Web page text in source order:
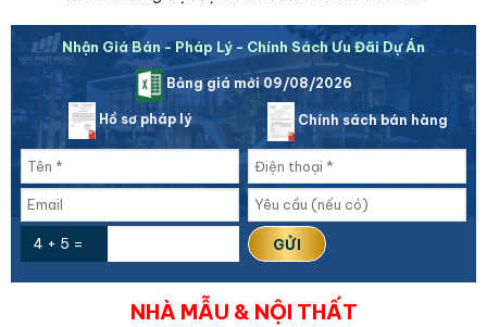
Nhận Giá Bán - Pháp Lý - Chính Sách Ưu Đãi Dự Án
Bảng giá mới 09/08/2026
Hồ sơ pháp lý Chính sách bán hàng
4 + 5 =
NHÀ MẪU & NỘI THẤT